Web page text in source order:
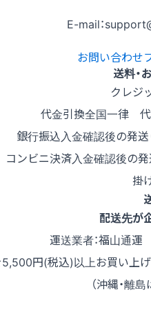
E-mail：
お問い合わせ
送料・
クレジ
代金引換全国一律 代
銀行振込入金確認後の発送
コンビニ決済入金確認後の発
掛
配送先が
運送業者：福山通
5,500円(税込)以上お買い上
（沖縄・離